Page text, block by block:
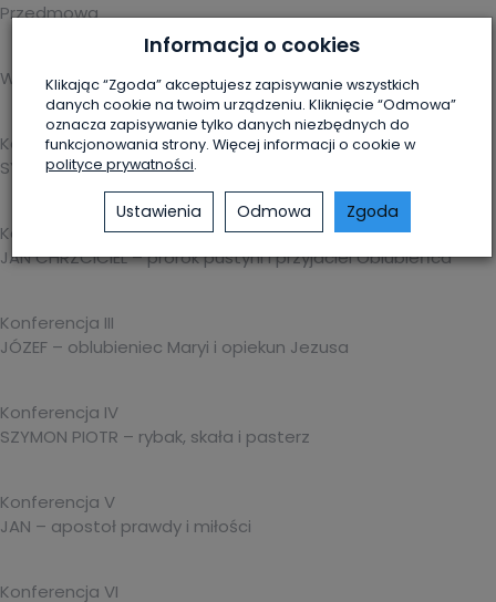
Przedmowa
Wstęp
Konferencja I
SYMEON – człowiek prawy i pobożny
Konferencja II
JAN CHRZCICIEL – prorok pustyni i przyjaciel Oblubieńca
Konferencja III
JÓZEF – oblubieniec Maryi i opiekun Jezusa
Konferencja IV
SZYMON PIOTR – rybak, skała i pasterz
Konferencja V
JAN – apostoł prawdy i miłości
Konferencja VI
Informacja o cookies
Klikając “Zgoda” akceptujesz zapisywanie wszystkich
danych cookie na twoim urządzeniu. Kliknięcie “Odmowa”
oznacza zapisywanie tylko danych niezbędnych do
funkcjonowania strony. Więcej informacji o cookie w
polityce prywatności.
Ustawienia Odmowa Zgoda